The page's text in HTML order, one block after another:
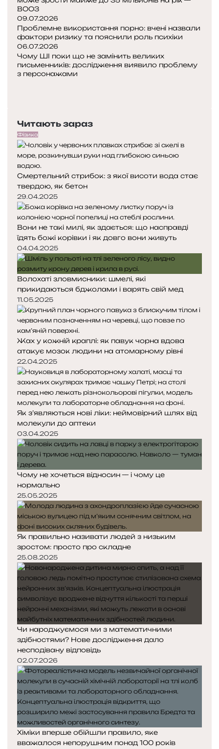
і
л
ь
ш
и
х
т
г
е
н
н
и
х
т
р
а
г
е
д
і
й
У
Р
С
Р
ВООЗ
09.07.2026
Проблемне використання порно: вчені назвали
фактори ризику та пояснили роль психіки
06.07.2026
Чому ШІ поки що не замінить великих
письменників: дослідження виявило проблему
з персонажами
р
е
д
н
я
с
т
о
р
і
н
к
а
т
у
п
н
а
с
т
о
р
і
н
к
а
Читають зараз
Фізика
Смертельний стрибок: з якої висоти вода стає
твердою, як бетон
29.04.2025
Вони не такі милі, як здається: що насправді
їдять божі корівки і як довго вони живуть
04.04.2025
Волохаті зловмисники: шмелі, які
прикидаються бджолами і варять свій мед
11.05.2025
Жах у кожній краплі: як павук чорна вдова
атакує мозок людини на атомарному рівні
22.04.2025
Як з’являються нові ліки: неймовірний шлях від
молекули до аптеки
03.04.2025
Чому не хочеться відносин — і чому це
нормально
25.05.2025
Як правильно називати людей з низьким
зростом: просто про складне
25.08.2025
Чи народжуємося ми з математичними
здібностями? Нове дослідження дало
несподівану відповідь
02.07.2026
Хіміки вперше обійшли правило, яке
вважалося непорушним понад 100 років